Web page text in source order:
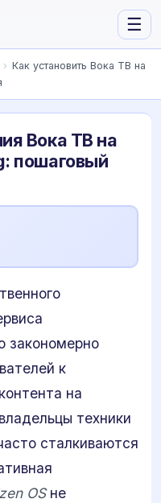
☰
› Как установить Вока ТВ на
Вока ТВ на
пошаговый
закономерно
к
на
техники
сталкиваются
OSне